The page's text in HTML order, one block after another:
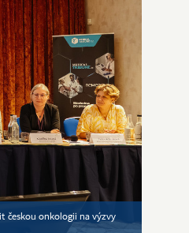
českou onkologii na výzvy